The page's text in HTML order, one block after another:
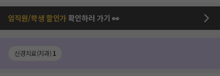
임직원/학생 할인가확인하러 가기 👀
신경치료(치과) 1